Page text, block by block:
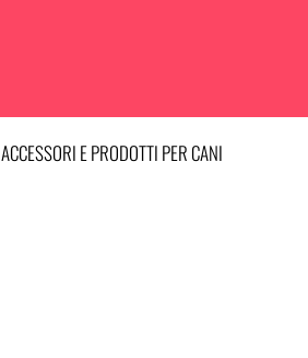
ACCESSORI E PRODOTTI PER CANI